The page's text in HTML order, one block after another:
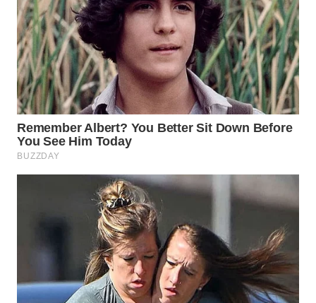
Wahana
Network
KONSUMEN
LISTRIK
MASYARAKAT
KELISTRIKAN
WALINKI
ID
MAWAKA
NET